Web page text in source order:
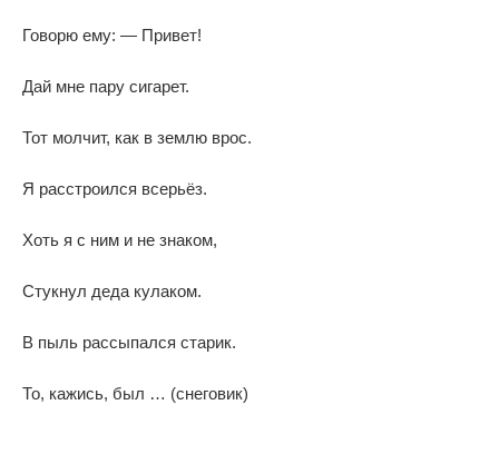
Говорю ему: — Привет!
Дай мне пару сигарет.
Тот молчит, как в землю врос.
Я расстроился всерьёз.
Хоть я с ним и не знаком,
Стукнул деда кулаком.
В пыль рассыпался старик.
То, кажись, был … (снеговик)